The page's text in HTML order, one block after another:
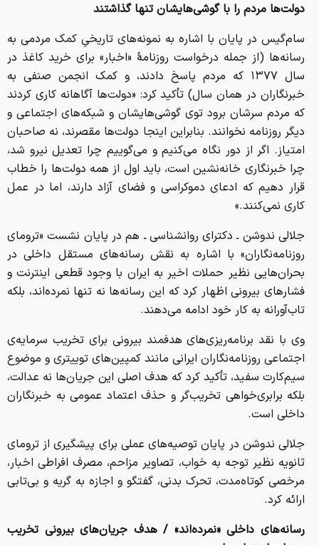
دولت‌ها مردم را با گوشی‌هایشان تنها گذاشتند
سام‌گیس در پایان با اشاره به نمونه‌های تاریخیِ کمک مردمی به
رسانه‌ها (از جمله درخواست روزنامهٔ «اخبار» برای خرید کاغذ در
سال ۱۳۷۷ که مردم پاسخ دادند، و کمک انجمن صنفی به
خبرنگاران در همان سال) تأکید کرد: «دولت‌ها آگاهانه کاری کردند
که مردم سرشان برود توی گوشی‌هایشان و شبکه‌های اجتماعی و
دیگر روزنامه نخوانند. بنابراین اینجا دولت‌ها مقصرند، نه صاحبان
امتیاز. اگر از دور نگاه می‌کنیم و می‌گوییم چرا تعدیل نیرو شد،
چرا خبرنگاری خانه‌نشین است، باید اول از همه دولت‌ها را خطاب
قرار دهیم که ادعای دموکراسی و فضای آزاد دارند، اما در عمل
کاری نمی‌کنند.»
جلالی ندوشن ـ دکترای روانشناسی ـ هم در پایان نشست «ترومای
روزنامه‌نگاران» با اشاره به نقش رسانه‌های مستقل داخلی در
بحران‌هایی نظیر حملات اخیر به ایران با وجود قطعی اینترنت و
فشارهای بیرونی اظهار کرد که این رسانه‌ها نه تنها نمرده‌اند، بلکه
تاب‌آورانه به کار خود ادامه می‌دهند.
وی با نقد برنامه‌ریزی‌های هدفمند بیرونی برای تخریب سرمایه‌ی
اجتماعی روزنامه‌نگاران ایرانی مانند کمپین‌های توییتری و موضوع
سیم‌کارت سفید، تأکید کرد که هدف اصلی این جریان‌ها نه عدالت،
بلکه برابری‌خواهی تخریب‌گر و حذف اعتماد عمومی به خبرنگاران
داخلی است.
جلالی ندوشن در پایان توصیه‌های عملی برای پیشگیری از ترومای
ثانویه نظیر توجه به خواب، تصاویر مزاحم، مصرف افراطی اخبار،
مرخصی کوتاه‌مدت، تحرک بدنی، گفتگو و اجازه به گریه و بی‌تابی
ارائه کرد.
رسانه‌های داخلی «نمرده‌اند» / هدف جریان‌های بیرونی تخریب